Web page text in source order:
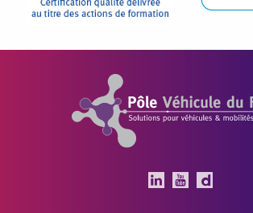
Pôle Véhicule du Futur